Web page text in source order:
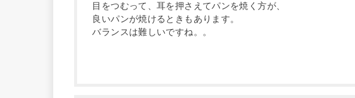
目をつむって、耳を押さえてパンを焼く方が、
良いパンが焼けるときもあります。
バランスは難しいですね。。